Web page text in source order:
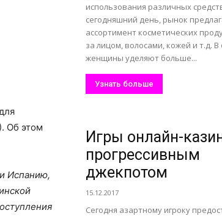
Об этом
Испанию,
использования различных
сегодняшний день, рынок
ассортимент косметических
за лицом, волосами, кожей и т.д.
женщины уделяют больше...
Узнать больше
Игры онлайн-
прогрессивным
джекпотом
15.12.2017
Сегодня азартному игроку